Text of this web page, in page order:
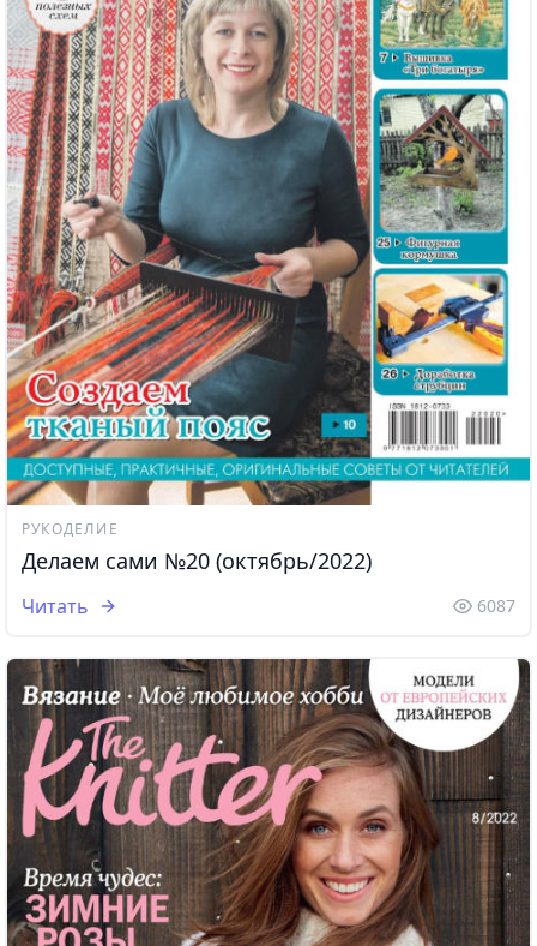
РУКОДЕЛИЕ
Делаем сами №20 (октябрь/2022)
Читать 6087